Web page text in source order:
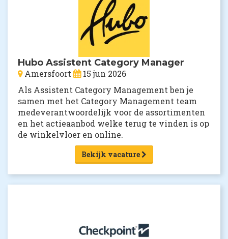
Hubo Assistent Category Manager
Amersfoort
15 jun 2026
Als Assistent Category Management ben je
samen met het Category Management team
medeverantwoordelijk voor de assortimenten
en het actieaanbod welke terug te vinden is op
de winkelvloer en online.
Bekijk vacature